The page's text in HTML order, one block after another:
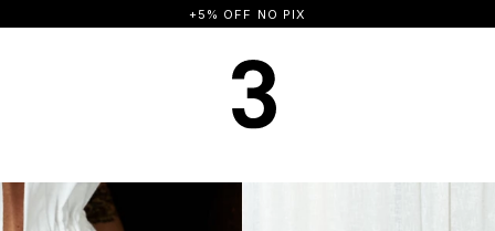
+5% OFF NO PIX